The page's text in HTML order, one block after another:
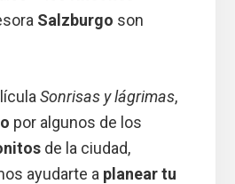
Salzburgo son
Sonrisas y lágrimas,
por algunos de los
de la ciudad,
ayudarte a planear tu